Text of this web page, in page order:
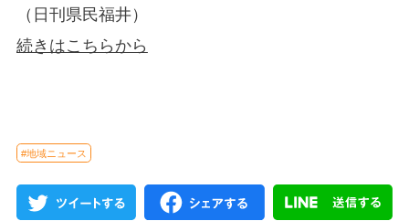
（日刊県民福井）
続きはこちらから
#地域ニュース